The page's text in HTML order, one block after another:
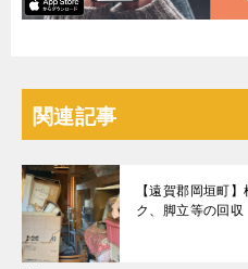
関連記事
【遠賀郡岡垣町
ク、脚立等の回収